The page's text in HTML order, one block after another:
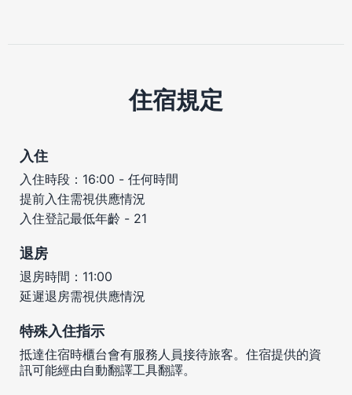
住宿規定
入住
入住時段：16:00 - 任何時間
提前入住需視供應情況
入住登記最低年齡 - 21
退房
退房時間：11:00
延遲退房需視供應情況
特殊入住指示
抵達住宿時櫃台會有服務人員接待旅客。住宿提供的資
訊可能經由自動翻譯工具翻譯。